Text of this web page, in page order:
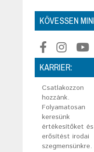
KÖVESSEN
KARRIER:
Csatlakozzon
hozzánk.
Folyamatosan
keresünk
értékesítőket és
erősítést irodai
szegmensünkre.